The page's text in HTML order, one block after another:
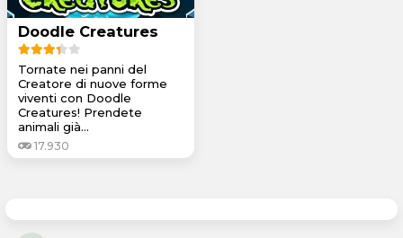
Doodle Creatures
Tornate nei panni del
Creatore di nuove forme
viventi con Doodle
Creatures! Prendete
animali già...
17.930